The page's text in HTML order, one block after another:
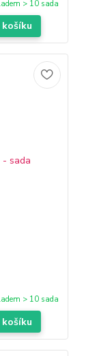
> 10 sada
> 10 sada